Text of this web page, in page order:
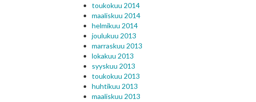
toukokuu 2014
maaliskuu 2014
helmikuu 2014
joulukuu 2013
marraskuu 2013
lokakuu 2013
syyskuu 2013
toukokuu 2013
huhtikuu 2013
maaliskuu 2013